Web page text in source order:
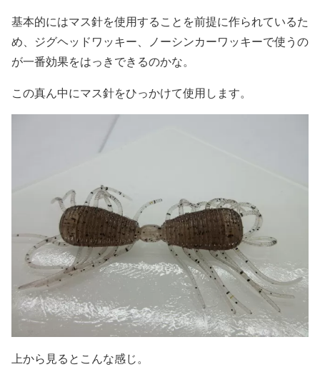
基本的にはマス針を使用することを前提に作られているた
め、ジグヘッドワッキー、ノーシンカーワッキーで使うの
が一番効果をはっきできるのかな。
この真ん中にマス針をひっかけて使用します。
上から見るとこんな感じ。